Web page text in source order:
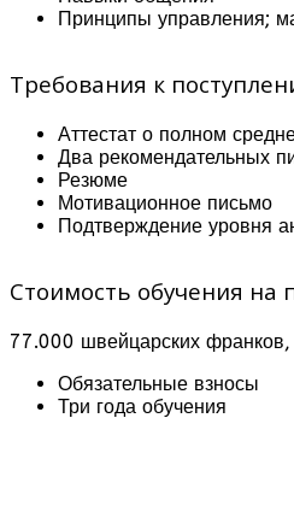
Принципы управления;
Требования к
Аттестат о полном
Два рекомендательных
Резюме
Мотивационное письмо
Подтверждение уровня
Стоимость обучения на
77.000 швейцарских франков,
Обязательные взносы
Три года обучения